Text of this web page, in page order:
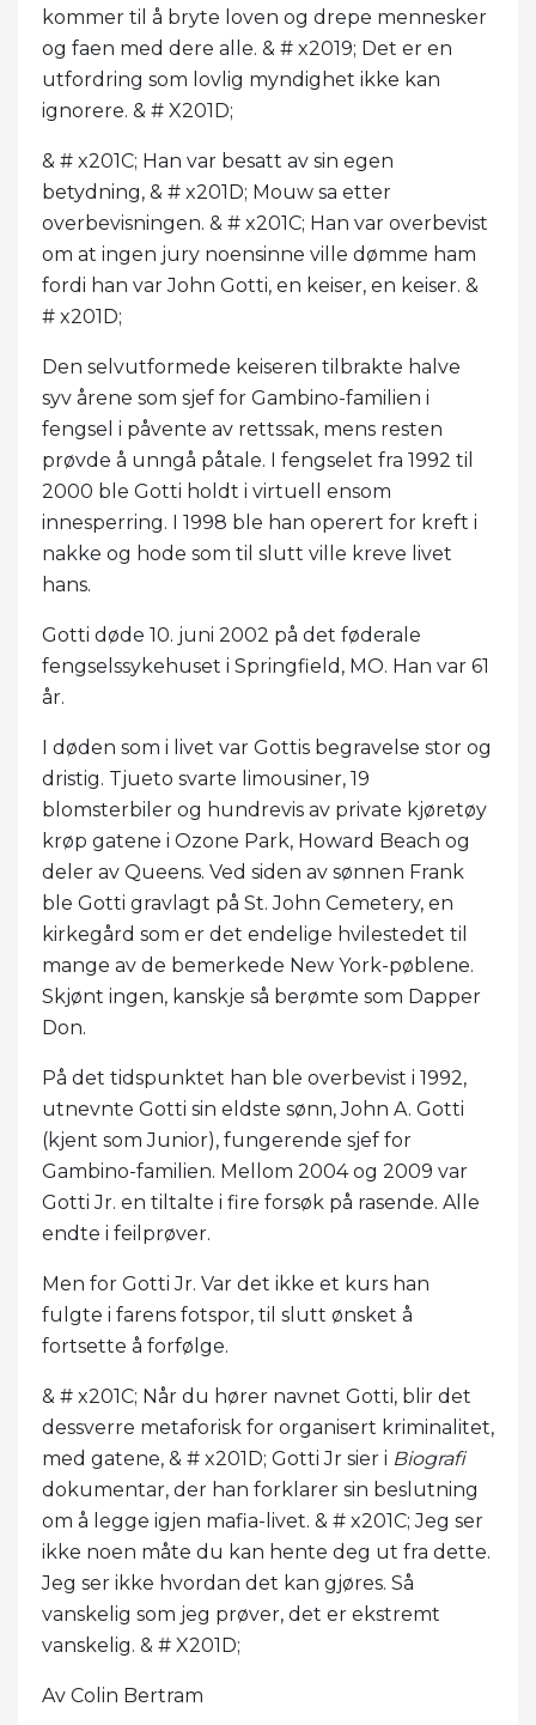
kommer til å bryte loven og drepe mennesker
og faen med dere alle. & # x2019; Det er en
utfordring som lovlig myndighet ikke kan
ignorere. & # X201D;
& # x201C; Han var besatt av sin egen
betydning, & # x201D; Mouw sa etter
overbevisningen. & # x201C; Han var overbevist
om at ingen jury noensinne ville dømme ham
fordi han var John Gotti, en keiser, en keiser. &
# x201D;
Den selvutformede keiseren tilbrakte halve
syv årene som sjef for Gambino-familien i
fengsel i påvente av rettssak, mens resten
prøvde å unngå påtale. I fengselet fra 1992 til
2000 ble Gotti holdt i virtuell ensom
innesperring. I 1998 ble han operert for kreft i
nakke og hode som til slutt ville kreve livet
hans.
Gotti døde 10. juni 2002 på det føderale
fengselssykehuset i Springfield, MO. Han var 61
år.
I døden som i livet var Gottis begravelse stor og
dristig. Tjueto svarte limousiner, 19
blomsterbiler og hundrevis av private kjøretøy
krøp gatene i Ozone Park, Howard Beach og
deler av Queens. Ved siden av sønnen Frank
ble Gotti gravlagt på St. John Cemetery, en
kirkegård som er det endelige hvilestedet til
mange av de bemerkede New York-pøblene.
Skjønt ingen, kanskje så berømte som Dapper
Don.
På det tidspunktet han ble overbevist i 1992,
utnevnte Gotti sin eldste sønn, John A. Gotti
(kjent som Junior), fungerende sjef for
Gambino-familien. Mellom 2004 og 2009 var
Gotti Jr. en tiltalte i fire forsøk på rasende. Alle
endte i feilprøver.
Men for Gotti Jr. Var det ikke et kurs han
fulgte i farens fotspor, til slutt ønsket å
fortsette å forfølge.
& # x201C; Når du hører navnet Gotti, blir det
dessverre metaforisk for organisert kriminalitet,
med gatene, & # x201D; Gotti Jr sier i Biografi
dokumentar, der han forklarer sin beslutning
om å legge igjen mafia-livet. & # x201C; Jeg ser
ikke noen måte du kan hente deg ut fra dette.
Jeg ser ikke hvordan det kan gjøres. Så
vanskelig som jeg prøver, det er ekstremt
vanskelig. & # X201D;
Av Colin Bertram